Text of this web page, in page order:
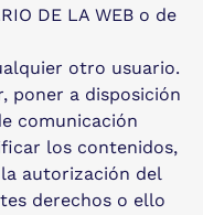
DE LA WEB o de
otro usuario.
poner a disposición
comunicación
los contenidos,
autorización del
derechos o ello